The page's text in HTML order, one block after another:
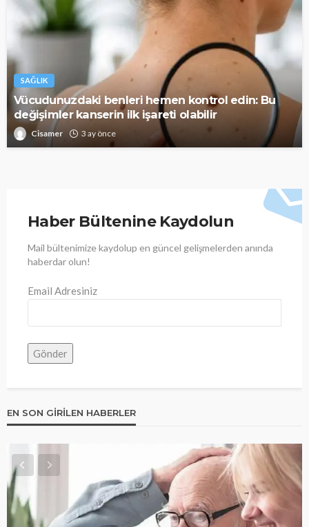
SAĞLIK
Vücudunuzdaki benleri hemen kontrol edin: Bu
değişimler kanserin ilk işareti olabilir
Cisamer 3 ay önce
Haber Bültenine Kaydolun
Mail bültenimize kaydolup en güncel gelişmelerden anında
haberdar olun!
Email Adresiniz
EN SON GIRILEN HABERLER